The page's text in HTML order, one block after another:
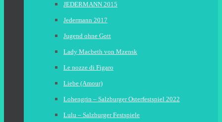
JEDERMANN 2015
Jedermann 2017
Jugend ohne Gott
Lady Macbeth von Mzensk
Le nozze di Figaro
Liebe (Amour)
Lohengrin – Salzburger Osterfestspiel 2022
Lulu – Salzburger Festspiele